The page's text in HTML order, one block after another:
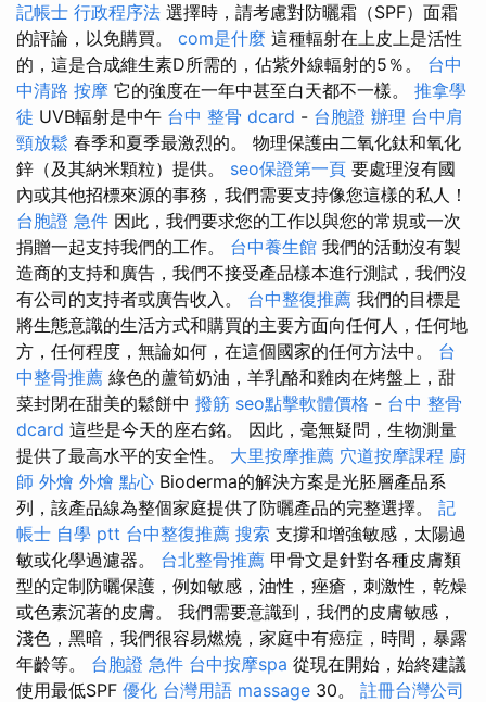
記帳士 行政程序法 選擇時，請考慮對防曬霜（SPF）面霜
的評論，以免購買。 com是什麼 這種輻射在上皮上是活性
的，這是合成維生素D所需的，佔紫外線輻射的5％。 台中
中清路 按摩 它的強度在一年中甚至白天都不一樣。 推拿學
徒 UVB輻射是中午 台中 整骨 dcard - 台胞證 辦理 台中肩
頸放鬆 春季和夏季最激烈的。 物理保護由二氧化鈦和氧化
鋅（及其納米顆粒）提供。 seo保證第一頁 要處理沒有國
內或其他招標來源的事務，我們需要支持像您這樣的私人！
台胞證 急件 因此，我們要求您的工作以與您的常規或一次
捐贈一起支持我們的工作。 台中養生館 我們的活動沒有製
造商的支持和廣告，我們不接受產品樣本進行測試，我們沒
有公司的支持者或廣告收入。 台中整復推薦 我們的目標是
將生態意識的生活方式和購買的主要方面向任何人，任何地
方，任何程度，無論如何，在這個國家的任何方法中。 台
中整骨推薦 綠色的蘆筍奶油，羊乳酪和雞肉在烤盤上，甜
菜封閉在甜美的鬆餅中 撥筋 seo點擊軟體價格 - 台中 整骨
dcard 這些是今天的座右銘。 因此，毫無疑問，生物測量
提供了最高水平的安全性。 大里按摩推薦 穴道按摩課程 廚
師 外燴 外燴 點心 Bioderma的解決方案是光胚層產品系
列，該產品線為整個家庭提供了防曬產品的完整選擇。 記
帳士 自學 ptt 台中整復推薦 搜索 支撐和增強敏感，太陽過
敏或化學過濾器。 台北整骨推薦 甲骨文是針對各種皮膚類
型的定制防曬保護，例如敏感，油性，痤瘡，刺激性，乾燥
或色素沉著的皮膚。 我們需要意識到，我們的皮膚敏感，
淺色，黑暗，我們很容易燃燒，家庭中有癌症，時間，暴露
年齡等。 台胞證 急件 台中按摩spa 從現在開始，始終建議
使用最低SPF 優化 台灣用語 massage 30。 註冊台灣公司